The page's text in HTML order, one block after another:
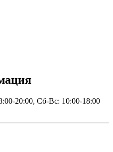
20:00, Сб-Вс: 10:00-18:00